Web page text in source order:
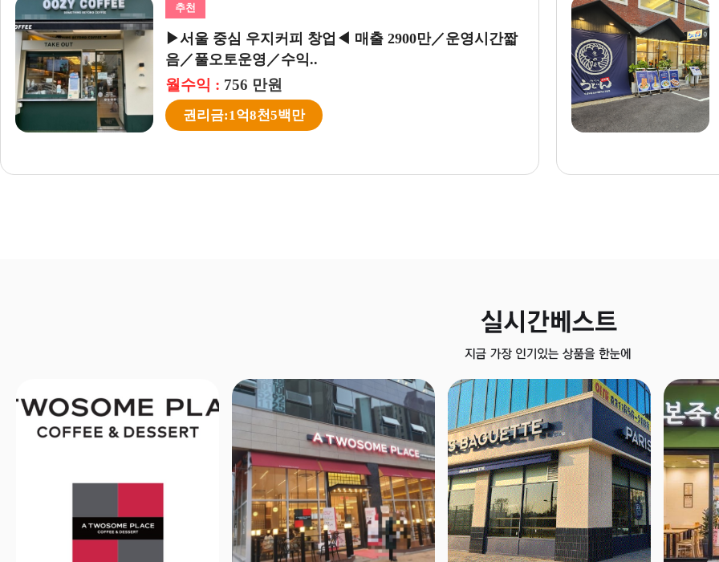
추천
▶서울 중심 우지커피 창업◀ 매출 2900만／운영시간짧
음／풀오토운영／수익..
월수익 : 756 만원
권리금:1억8천5백만
창업
★『신규창업추천 우동 키노야창업』창업몰 추천！ 맛
과 상품성 인증완료된 아..
월수익 :1,250 만원
창업비용:1억3천5백만